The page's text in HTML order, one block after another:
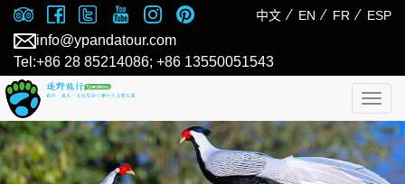
中文 ⁄ EN ⁄ FR ⁄ ESP
info@ypandatour.com
Tel:+86 28 85214086; +86 13550051543